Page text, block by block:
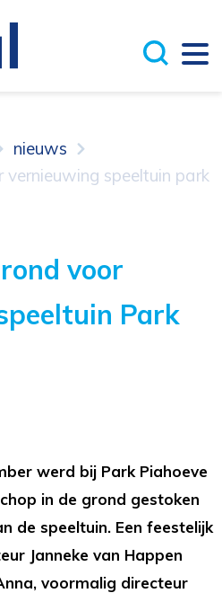
nieuws
vernieuwing speeltuin park
voor
Park
werd bij Park Piahoeve
in de grond gestoken
de speeltuin. Een feestelijk
Janneke van Happen
voormalig directeur